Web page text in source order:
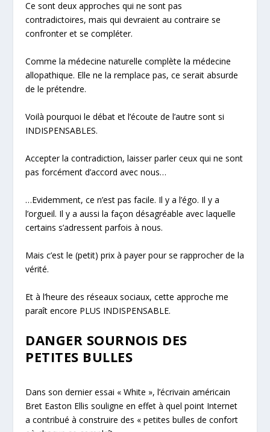
Ce sont deux approches qui ne sont pas
contradictoires, mais qui devraient au contraire se
confronter et se compléter.
Comme la médecine naturelle complètela médecine
allopathique. Elle ne laremplace pas, ce serait absurde
de le prétendre.
Voilà pourquoi le débat et l’écoute de l’autre sont si
INDISPENSABLES.
Accepter la contradiction, laisser parler ceux qui ne sont
pas forcément d’accord avec nous…
…Evidemment, ce n’est pas facile. Il y a l’égo. Il y a
l’orgueil. Il y a aussi la façon désagréable avec laquelle
certains s’adressent parfois à nous.
Mais c’est le (petit) prix à payer pour serapprocher de la
vérité.
Et à l’heure des réseaux sociaux, cette approche me
paraît encore PLUS INDISPENSABLE.
DANGER SOURNOIS DES
PETITES BULLES
Dans son dernier essai «White », l’écrivain américain
Bret Easton Ellis souligne en effet à quel point Internet
a contribué à construire des «petites bulles de confort